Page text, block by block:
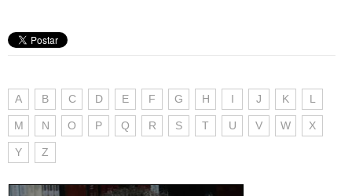
A B C D E F G H I J K L
M N O P Q R S T U V W X
Y Z